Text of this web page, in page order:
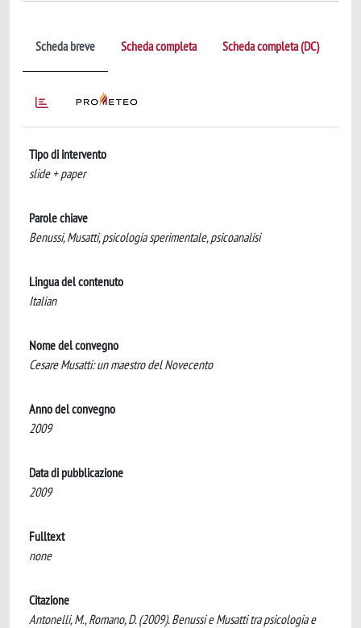
Scheda breve Scheda completa Scheda completa (DC)
Tipo di intervento
slide + paper
Parole chiave
Benussi, Musatti, psicologia sperimentale, psicoanalisi
Lingua del contenuto
Italian
Nome del convegno
Cesare Musatti: un maestro del Novecento
Anno del convegno
2009
Data di pubblicazione
2009
Fulltext
none
Citazione
Antonelli, M., Romano, D. (2009). Benussi e Musatti tra psicologia e